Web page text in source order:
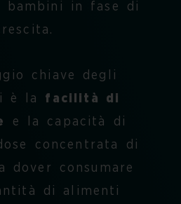
bambini in fase di
chiave degli
è la facilità di
e la capacità di
concentrata di
dover consumare
di alimenti